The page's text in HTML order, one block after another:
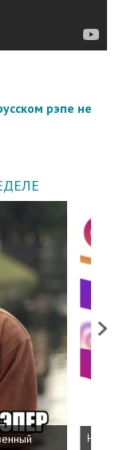
рэпе не
Next